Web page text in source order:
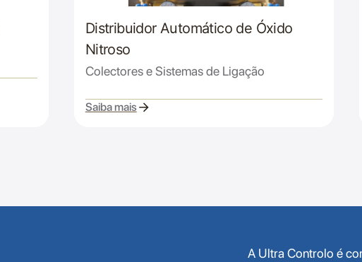
Distribuidor Automático de Óxido
Nitroso
Colectores e Sistemas de Ligação
Saiba mais
A Ultra Controlo é